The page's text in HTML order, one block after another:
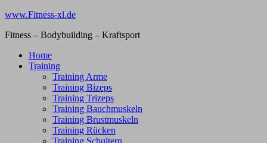
Zum
springen
www.Fitness-xl.de
Fitness – Bodybuilding – Kraftsport
Home
Training
Training Arme
Training Bizeps
Training Trizeps
Training Bauchmuskeln
Training Brustmuskeln
Training Rücken
Training Schultern